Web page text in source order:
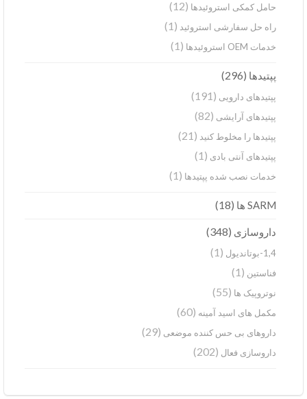
حامل کمکی استروئیدها(12)
راه حل سفارشی استروئید(1)
خدمات OEM استروئیدها (1)
پپتیدها(296)
پپتیدهای دارویی(191)
پپتیدهای آرایشی(82)
پپتیدها را مخلوط کنید(21)
پپتیدهای آنتی بادی(1)
خدمات نصب شده پپتیدها(1)
SARM ها (18)
داروسازی (348)
1,4-بوتاندیول (1)
فناستین(1)
نوتروپیک ها (55)
مکمل های اسید آمینه(60)
داروهای بی حس کننده موضعی(29)
داروسازی فعال(202)